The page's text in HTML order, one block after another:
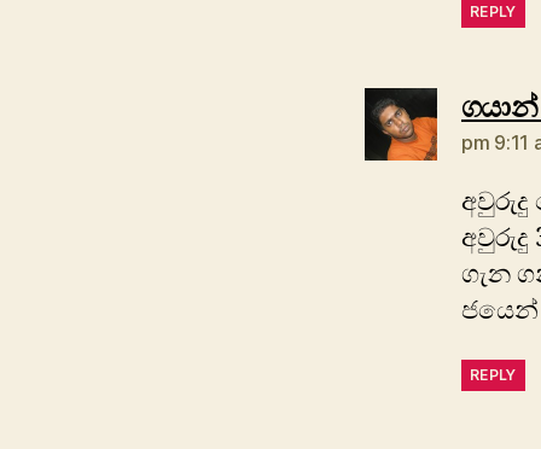
REPLY
pm 9:11
අවුරුදු
ගැන
ජයෙන්
REPLY